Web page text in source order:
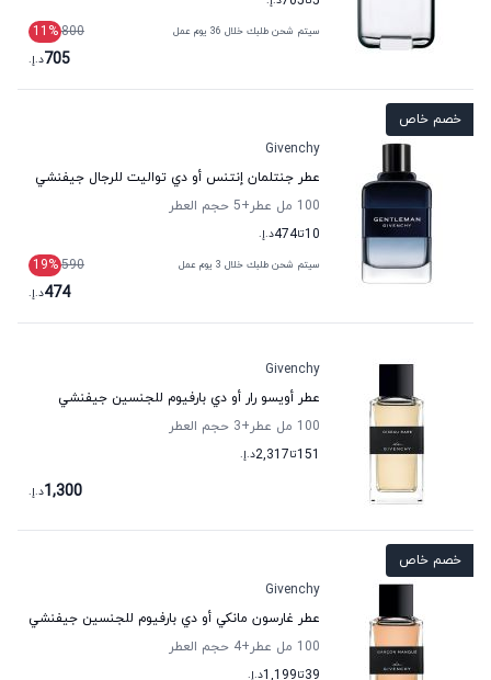
سيتم شحن طلبك خلال 36 يوم عمل 800
11 %
705د.إ.
خصم خاص
Givenchy
عطر جنتلمان إنتنس أو دي تواليت للرجال جيفنشي
100 مل عطر
+5
حجم العطر
10تا474د.إ.
سيتم شحن طلبك خلال 3 يوم عمل 590
19%
474د.إ.
Givenchy
عطر أويسو رار أو دي بارفيوم للجنسين جيفنشي
100 مل عطر
+3
حجم العطر
151تا2,317د.إ.
1,300د.إ.
خصم خاص
Givenchy
عطر غارسون مانكي أو دي بارفيوم للجنسين جيفنشي
100 مل عطر
+4
حجم العطر
39تا1,199د.إ.